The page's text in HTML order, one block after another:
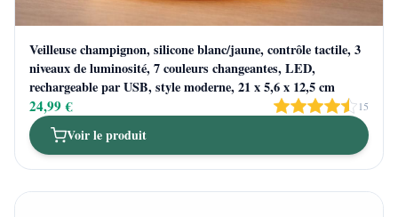
Veilleuse champignon, silicone blanc/jaune, contrôle tactile, 3
niveaux de luminosité, 7 couleurs changeantes, LED,
rechargeable par USB, style moderne, 21 x 5,6 x 12,5 cm
24,99 € 15
Voir le produit